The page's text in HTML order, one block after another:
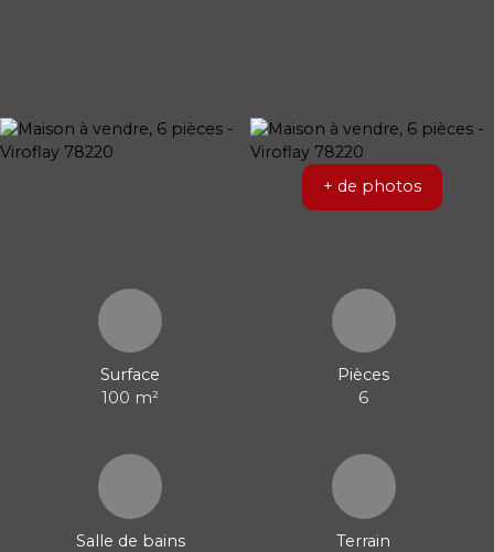
+ de photos
Surface
100 m²
Pièces
6
Salle de bains
Terrain